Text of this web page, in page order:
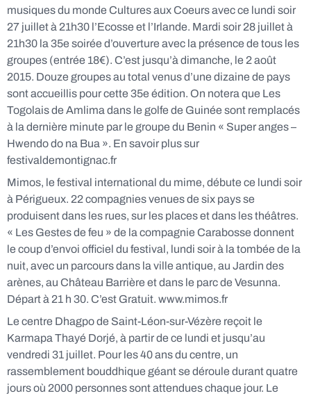
musiques du monde Cultures aux Coeurs avec ce lundi soir
27 juillet à 21h30 l’Ecosse et l’Irlande. Mardi soir 28 juillet à
21h30 la 35e soirée d’ouverture avec la présence de tous les
groupes (entrée 18€). C’est jusqu’à dimanche, le 2 août
2015. Douze groupes au total venus d’une dizaine de pays
sont accueillis pour cette 35e édition. On notera que Les
Togolais de Amlima dans le golfe de Guinée sont remplacés
à la dernière minute par le groupe du Benin « Super anges –
Hwendo do na Bua ». En savoir plus sur
festivaldemontignac.fr
Mimos, le festival international du mime, débute ce lundi soir
à Périgueux. 22 compagnies venues de six pays se
produisent dans les rues, sur les places et dans les théâtres.
« Les Gestes de feu » de la compagnie Carabosse donnent
le coup d’envoi officiel du festival, lundi soir à la tombée de la
nuit, avec un parcours dans la ville antique, au Jardin des
arènes, au Château Barrière et dans le parc de Vesunna.
Départ à 21 h 30. C’est Gratuit. www.mimos.fr
Le centre Dhagpo de Saint-Léon-sur-Vézère reçoit le
Karmapa Thayé Dorjé, à partir de ce lundi et jusqu’au
vendredi 31 juillet. Pour les 40 ans du centre, un
rassemblement bouddhique géant se déroule durant quatre
jours où 2000 personnes sont attendues chaque jour. Le